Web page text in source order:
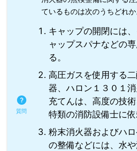
ているものは次のうちどれか
キャップの開閉には
ャップスパナなどの
る。
高圧ガスを使用する
器、ハロン１３０１
充てんは、高度の技術
特類の消防設備士に依
粉末消火器およびハ
の整備などには、水